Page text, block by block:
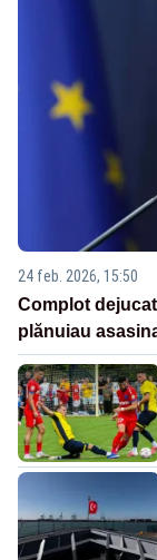
24 feb. 2026, 15:50
Complot
plănuiau